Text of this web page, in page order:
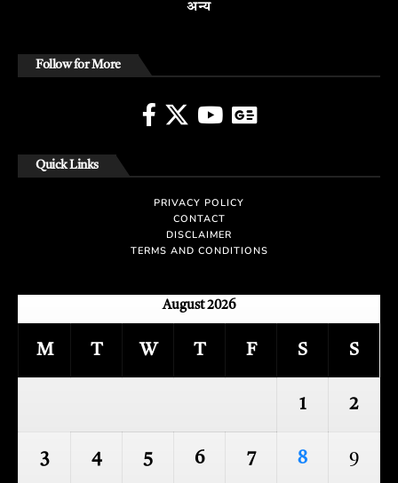
अन्य
Follow for More
Quick Links
PRIVACY POLICY
CONTACT
DISCLAIMER
TERMS AND CONDITIONS
August 2026
M T W T F S S
1 2
3 4 5 6 7 8 9